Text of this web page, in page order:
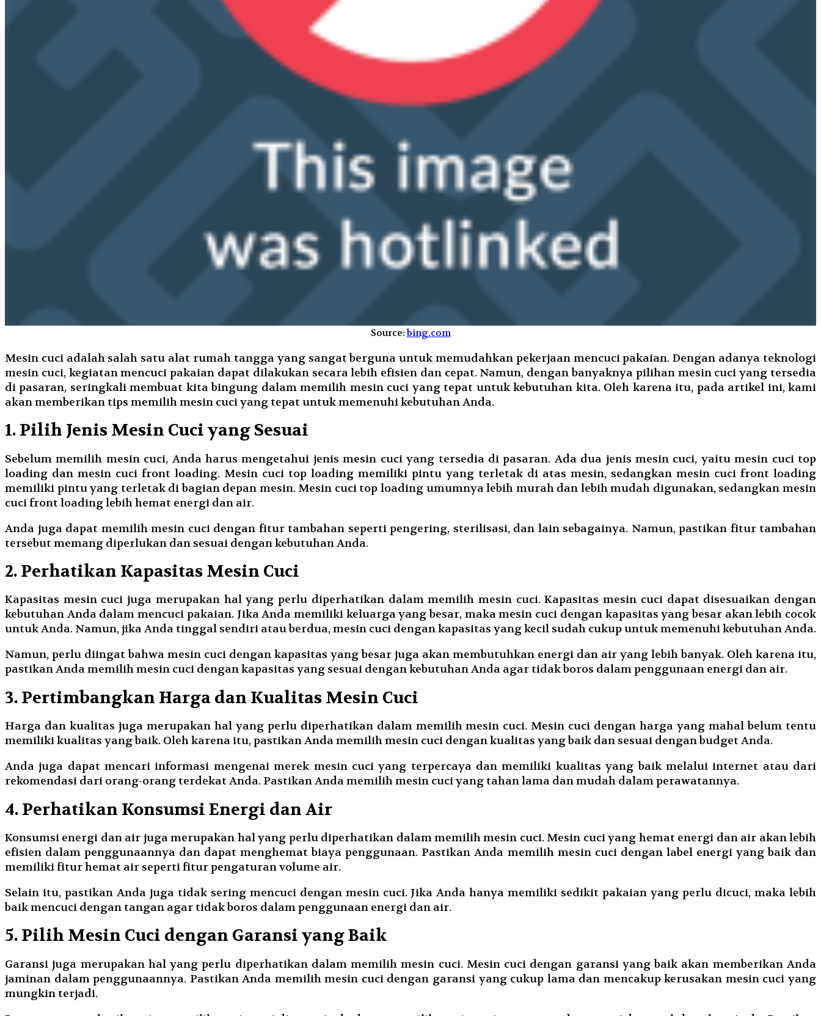
Source:bing.com
Mesin cuci adalah salah satu alat rumah tangga yang sangat berguna untuk memudahkan pekerjaan mencuci pakaian. Dengan adanya teknologi
mesin cuci, kegiatan mencuci pakaian dapat dilakukan secara lebih efisien dan cepat. Namun, dengan banyaknya pilihan mesin cuci yang tersedia
di pasaran, seringkali membuat kita bingung dalam memilih mesin cuci yang tepat untuk kebutuhan kita. Oleh karena itu, pada artikel ini, kami
akan memberikan tips memilih mesin cuci yang tepat untuk memenuhi kebutuhan Anda.
1. Pilih Jenis Mesin Cuci yang Sesuai
Sebelum memilih mesin cuci, Anda harus mengetahui jenis mesin cuci yang tersedia di pasaran. Ada dua jenis mesin cuci, yaitu mesin cuci top
loading dan mesin cuci front loading. Mesin cuci top loading memiliki pintu yang terletak di atas mesin, sedangkan mesin cuci front loading
memiliki pintu yang terletak di bagian depan mesin. Mesin cuci top loading umumnya lebih murah dan lebih mudah digunakan, sedangkan mesin
cuci front loading lebih hemat energi dan air.
Anda juga dapat memilih mesin cuci dengan fitur tambahan seperti pengering, sterilisasi, dan lain sebagainya. Namun, pastikan fitur tambahan
tersebut memang diperlukan dan sesuai dengan kebutuhan Anda.
2. Perhatikan Kapasitas Mesin Cuci
Kapasitas mesin cuci juga merupakan hal yang perlu diperhatikan dalam memilih mesin cuci. Kapasitas mesin cuci dapat disesuaikan dengan
kebutuhan Anda dalam mencuci pakaian. Jika Anda memiliki keluarga yang besar, maka mesin cuci dengan kapasitas yang besar akan lebih cocok
untuk Anda. Namun, jika Anda tinggal sendiri atau berdua, mesin cuci dengan kapasitas yang kecil sudah cukup untuk memenuhi kebutuhan Anda.
Namun, perlu diingat bahwa mesin cuci dengan kapasitas yang besar juga akan membutuhkan energi dan air yang lebih banyak. Oleh karena itu,
pastikan Anda memilih mesin cuci dengan kapasitas yang sesuai dengan kebutuhan Anda agar tidak boros dalam penggunaan energi dan air.
3. Pertimbangkan Harga dan Kualitas Mesin Cuci
Harga dan kualitas juga merupakan hal yang perlu diperhatikan dalam memilih mesin cuci. Mesin cuci dengan harga yang mahal belum tentu
memiliki kualitas yang baik. Oleh karena itu, pastikan Anda memilih mesin cuci dengan kualitas yang baik dan sesuai dengan budget Anda.
Anda juga dapat mencari informasi mengenai merek mesin cuci yang terpercaya dan memiliki kualitas yang baik melalui internet atau dari
rekomendasi dari orang-orang terdekat Anda. Pastikan Anda memilih mesin cuci yang tahan lama dan mudah dalam perawatannya.
4. Perhatikan Konsumsi Energi dan Air
Konsumsi energi dan air juga merupakan hal yang perlu diperhatikan dalam memilih mesin cuci. Mesin cuci yang hemat energi dan air akan lebih
efisien dalam penggunaannya dan dapat menghemat biaya penggunaan. Pastikan Anda memilih mesin cuci dengan label energi yang baik dan
memiliki fitur hemat air seperti fitur pengaturan volume air.
Selain itu, pastikan Anda juga tidak sering mencuci dengan mesin cuci. Jika Anda hanya memiliki sedikit pakaian yang perlu dicuci, maka lebih
baik mencuci dengan tangan agar tidak boros dalam penggunaan energi dan air.
5. Pilih Mesin Cuci dengan Garansi yang Baik
Garansi juga merupakan hal yang perlu diperhatikan dalam memilih mesin cuci. Mesin cuci dengan garansi yang baik akan memberikan Anda
jaminan dalam penggunaannya. Pastikan Anda memilih mesin cuci dengan garansi yang cukup lama dan mencakup kerusakan mesin cuci yang
mungkin terjadi.